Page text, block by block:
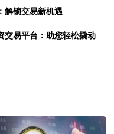
解锁交易新机遇
交易平台：助您轻松撬动